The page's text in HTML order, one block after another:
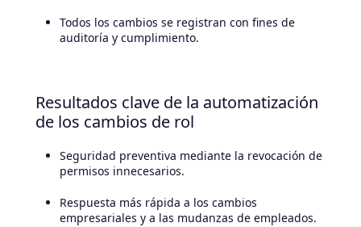
Todos los cambios se registran con fines de
auditoría y cumplimiento.
Resultados clave de la automatización
de los cambios de rol
Seguridad preventiva mediante la revocación de
permisos innecesarios.
Respuesta más rápida a los cambios
empresariales y a las mudanzas de empleados.